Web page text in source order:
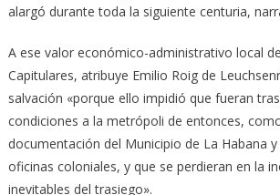
alargó durante toda la siguiente centuria,
A ese valor económico-administrativo local
Capitulares, atribuye Emilio Roig de
salvación «porque ello impidió que fueran
condiciones a la metrópoli de entonces,
documentación del Municipio de La Habana
oficinas coloniales, y que se perdieran en la
inevitables del trasiego».